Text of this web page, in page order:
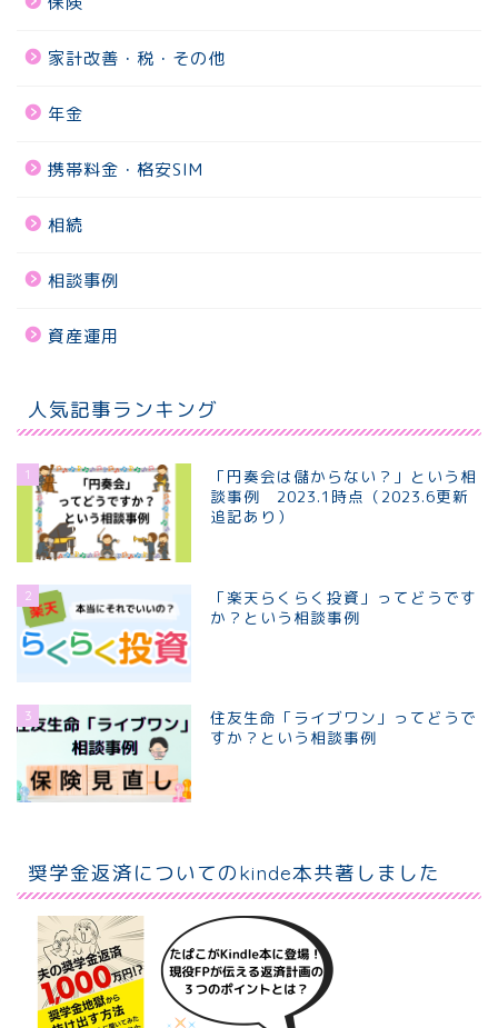
家計改善・税・その他
年金
携帯料金・格安SIM
相続
相談事例
資産運用
人気記事ランキング
1
「円奏会は儲からない？」という相
談事例 2023.1時点（2023.6更新
追記あり）
2
「楽天らくらく投資」ってどうです
か？という相談事例
3
住友生命「ライブワン」ってどうで
すか？という相談事例
奨学金返済についてのkinde本共著しました
お問い合わせ